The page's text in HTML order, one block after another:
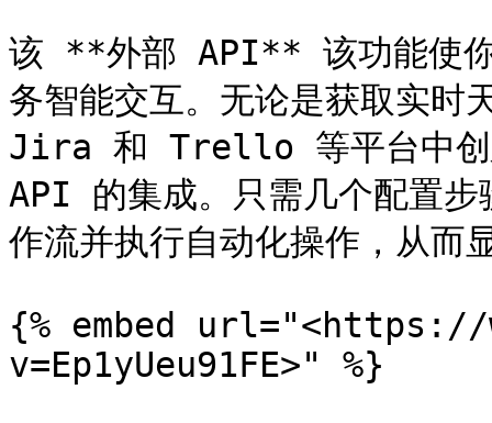
该 **外部 API** 该功能使你
务智能交互。无论是获取实时
Jira 和 Trello 等平台中创
API 的集成。只需几个配置步
作流并执行自动化操作，从而
{% embed url="<https://
v=Ep1yUeu91FE>" %}